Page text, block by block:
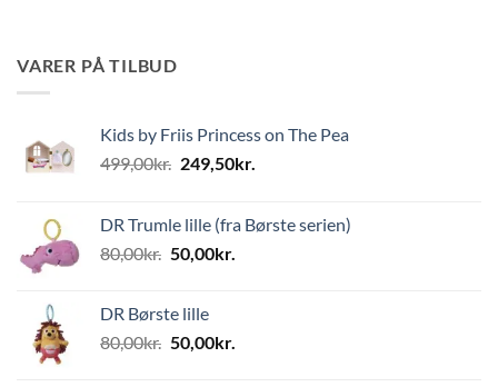
VARER PÅ TILBUD
Kids by Friis Princess on The Pea
499,00kr. Den
var:
499,00kr..
249,50kr.
er:
DR Trumle lille (fra Børste serien)
80,00kr. Den
var:
80,00kr..
50,00kr.
50,00kr..
DR Børste lille
80,00kr. Den
50,00kr.